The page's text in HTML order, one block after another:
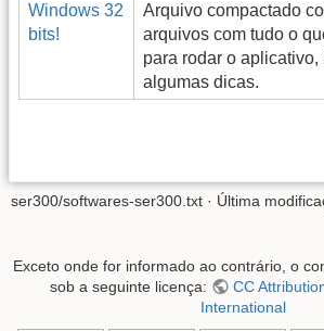
Windows 32
bits!
Arquivo compactado
arquivos com tudo o
para rodar o
algumas dicas.
ser300/softwares-ser300.txt · Última
Exceto onde for informado ao contrário, o
sob a seguinte licença:
CC
International